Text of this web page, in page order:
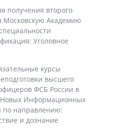
получения второго
Московскую Академию
Уголовное
курсы
высшего
ФСБ России в
Новых Информационных
по направлению:
и дознание